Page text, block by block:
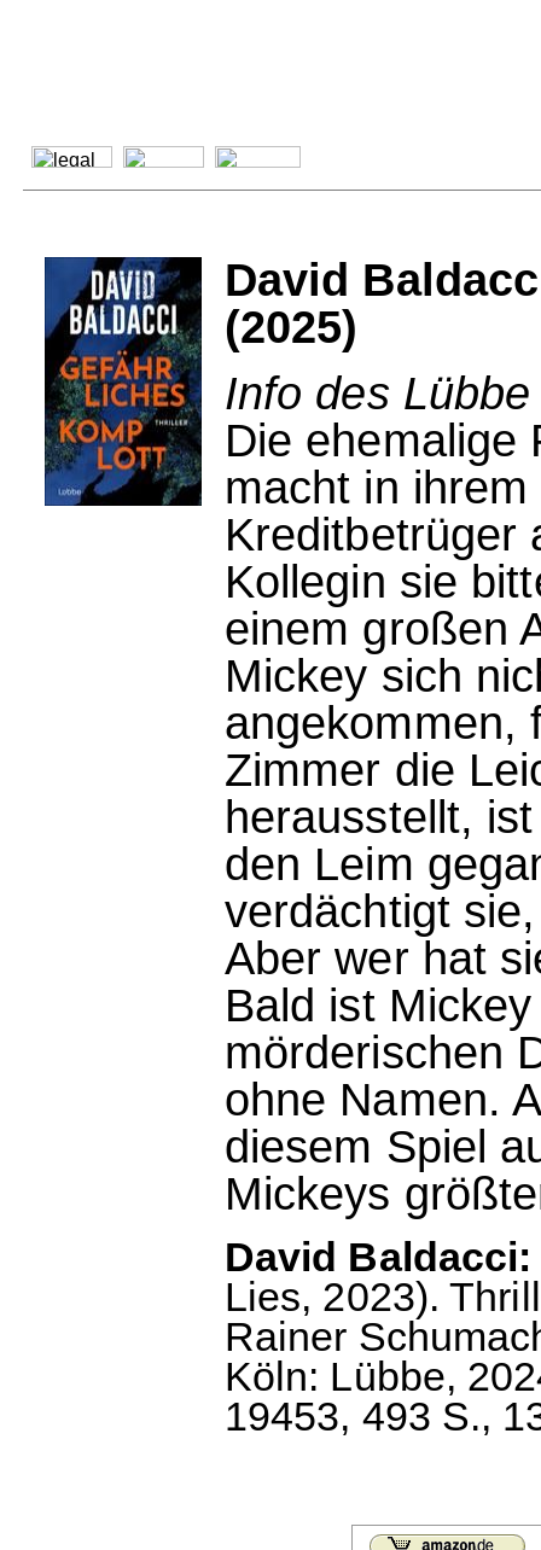
David
(2025)
Info des
Die ehemalige
macht in
Kreditbetrüger
Kollegin sie
einem großen
Mickey sich
angekommen,
Zimmer die
herausstellt,
den Leim
verdächtigt
Aber wer hat
Bald ist
mörderischen
ohne Namen.
diesem Spiel
Mickeys
David
Lies, 2023).
Rainer
Köln: Lübbe,
19453, 493 S.,